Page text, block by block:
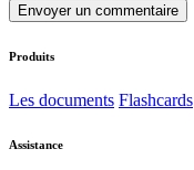
Envoyer un commentaire
Produits
Les documents Flashcards
Assistance